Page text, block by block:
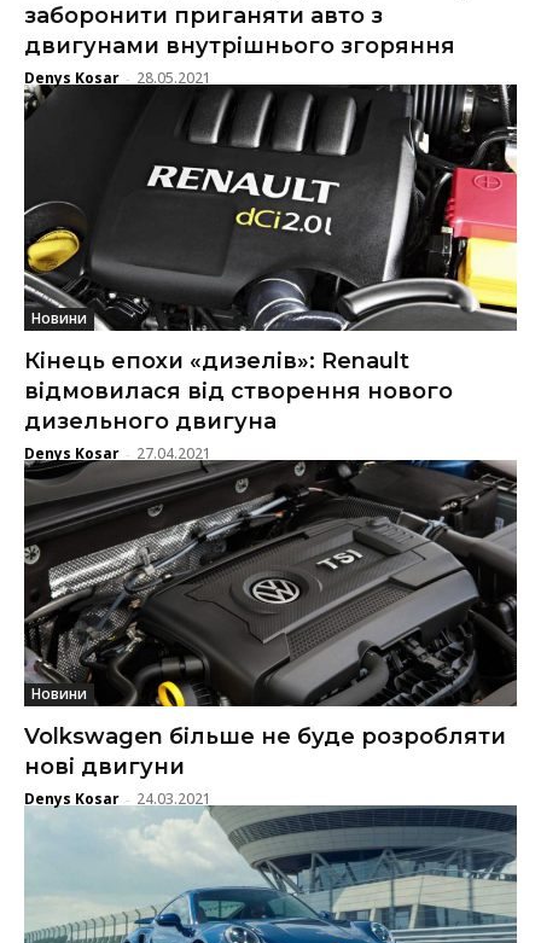
заборонити приганяти авто з
двигунами внутрішнього згоряння
Denys Kosar - 28.05.2021
Новини
Кінець епохи «дизелів»: Renault
відмовилася від створення нового
дизельного двигуна
Denys Kosar - 27.04.2021
Новини
Volkswagen більше не буде розробляти
нові двигуни
Denys Kosar - 24.03.2021